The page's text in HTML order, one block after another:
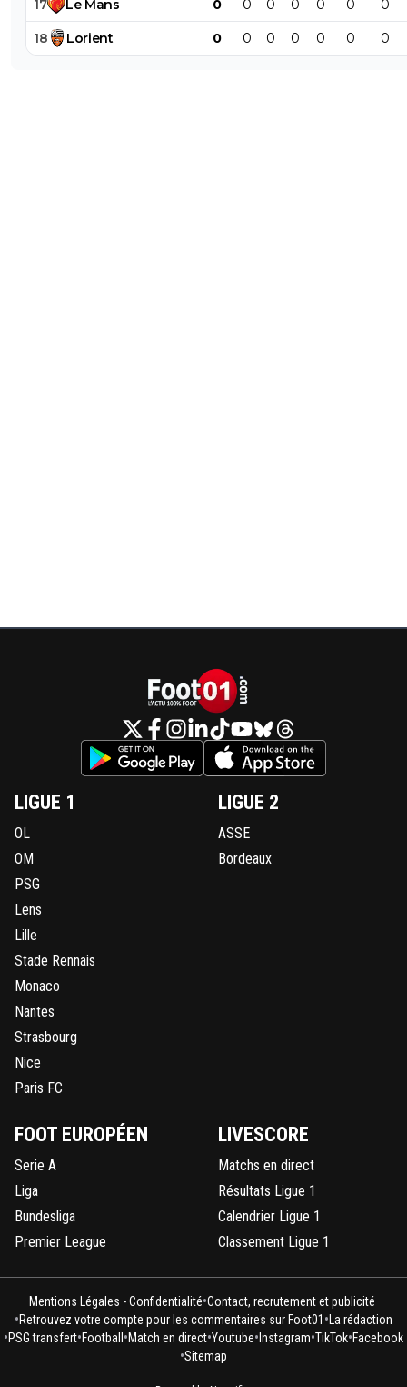
17 Le Mans 0 0 0 0 0 0 0
18 Lorient 0 0 0 0 0 0 0
LIGUE 1
OL
OM
PSG
Lens
Lille
Stade Rennais
Monaco
Nantes
Strasbourg
Nice
Paris FC
LIGUE 2
ASSE
Bordeaux
FOOT EUROPÉEN
Serie A
Liga
Bundesliga
Premier League
LIVESCORE
Matchs en direct
Résultats Ligue 1
Calendrier Ligue 1
Classement Ligue 1
Mentions Légales - Confidentialité•Contact, recrutement et publicité
•Retrouvez votre compte pour les commentaires sur Foot01 •La rédaction
•PSG transfert•Football•Match en direct•Youtube•Instagram•TikTok•Facebook
•Sitemap